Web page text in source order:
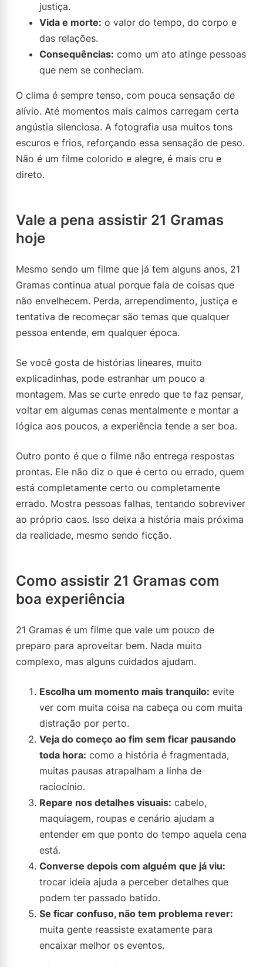
justiça.
Vida e morte: o valor do tempo, do corpo e
das relações.
Consequências: como um ato atinge pessoas
que nem se conheciam.
O clima é sempre tenso, com pouca sensação de
alívio. Até momentos mais calmos carregam certa
angústia silenciosa. A fotografia usa muitos tons
escuros e frios, reforçando essa sensação de peso.
Não é um filme colorido e alegre, é mais cru e
direto.
Vale a pena assistir 21 Gramas
hoje
Mesmo sendo um filme que já tem alguns anos, 21
Gramas continua atual porque fala de coisas que
não envelhecem. Perda, arrependimento, justiça e
tentativa de recomeçar são temas que qualquer
pessoa entende, em qualquer época.
Se você gosta de histórias lineares, muito
explicadinhas, pode estranhar um pouco a
montagem. Mas se curte enredo que te faz pensar,
voltar em algumas cenas mentalmente e montar a
lógica aos poucos, a experiência tende a ser boa.
Outro ponto é que o filme não entrega respostas
prontas. Ele não diz o que é certo ou errado, quem
está completamente certo ou completamente
errado. Mostra pessoas falhas, tentando sobreviver
ao próprio caos. Isso deixa a história mais próxima
da realidade, mesmo sendo ficção.
Como assistir 21 Gramas com
boa experiência
21 Gramas é um filme que vale um pouco de
preparo para aproveitar bem. Nada muito
complexo, mas alguns cuidados ajudam.
Escolha um momento mais tranquilo: evite
ver com muita coisa na cabeça ou com muita
distração por perto.
Veja do começo ao fim sem ficar pausando
toda hora: como a história é fragmentada,
muitas pausas atrapalham a linha de
raciocínio.
Repare nos detalhes visuais: cabelo,
maquiagem, roupas e cenário ajudam a
entender em que ponto do tempo aquela cena
está.
Converse depois com alguém que já viu:
trocar ideia ajuda a perceber detalhes que
podem ter passado batido.
Se ficar confuso, não tem problema rever:
muita gente reassiste exatamente para
encaixar melhor os eventos.